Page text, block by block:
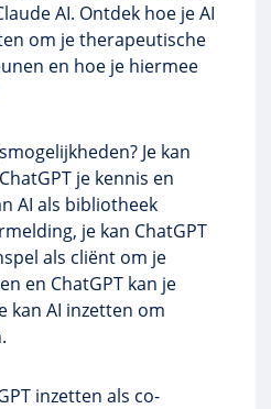
AI. Ontdek hoe je AI
om je therapeutische
en hoe je hiermee
Je kan
je kennis en
AI als bibliotheek
je kan ChatGPT
als cliënt om je
en ChatGPT kan je
kan AI inzetten om
inzetten als co-